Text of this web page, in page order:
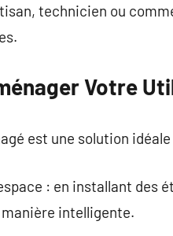
technicien ou
Votre
est une solution
: en installant des
manière intelligente.